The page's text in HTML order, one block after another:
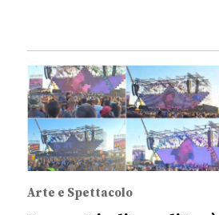
Arte e Spettacolo